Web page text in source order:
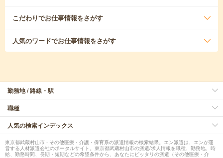
こだわりでお仕事情報をさがす
人気のワードでお仕事情報をさがす
勤務地 / 路線・駅
職種
人気の検索インデックス
東京都武蔵村山市 - その他医療・介護・保育系の派遣情報の検索結果。エン派遣は、エンが運
営する人材派遣会社のポータルサイト。東京都武蔵村山市の派遣/求人情報を職種、勤務地、時
給、勤務時間、長期・短期などの希望条件から、あなたにピッタリの派遣（その他医療・介